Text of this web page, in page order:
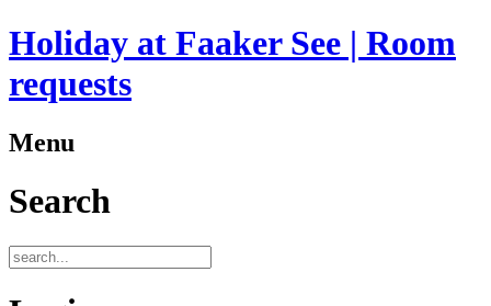
Holiday at Faaker See | Room
requests
Menu
Search